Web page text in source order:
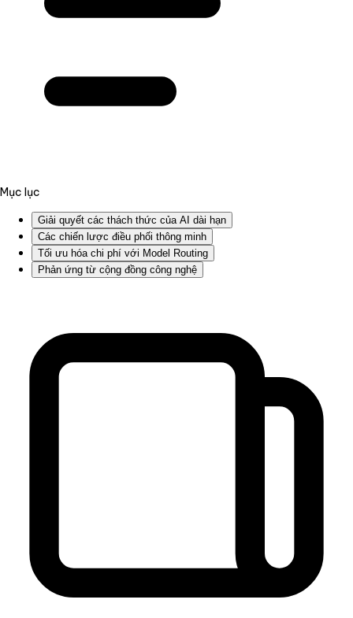
Mục lục
Giải quyết các thách thức của AI dài hạn
Các chiến lược điều phối thông minh
Tối ưu hóa chi phí với Model Routing
Phản ứng từ cộng đồng công nghệ